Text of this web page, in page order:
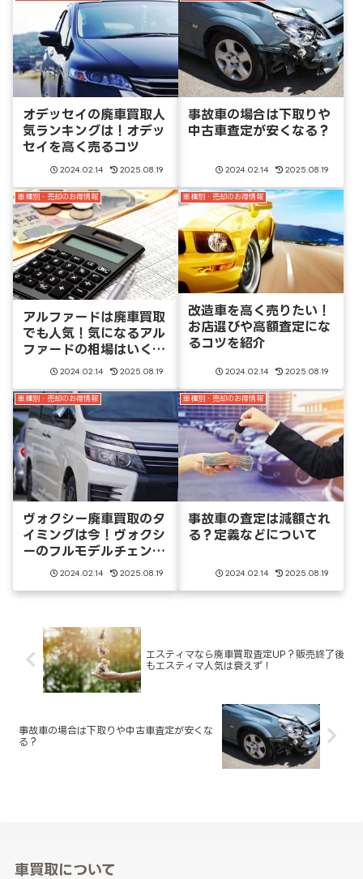
オデッセイの廃車買取人
気ランキングは！オデッ
セイを高く売るコツ
2024.02.14 2025.08.19
事故車の場合は下取りや
中古車査定が安くなる？
2024.02.14 2025.08.19
車種別・売却のお得情報
アルファードは廃車買取
でも人気！気になるアル
ファードの相場はいく
2024.02.14 2025.08.19
車種別・売却のお得情報
改造車を高く売りたい！
お店選びや高額査定にな
るコツを紹介
2024.02.14 2025.08.19
車種別・売却のお得情報
ヴォクシー廃車買取のタ
イミングは今！ヴォクシ
ーのフルモデルチェンジ
はいつ2024.02.14 2025.08.19
車種別・売却のお得情報
事故車の査定は減額され
る？定義などについて
2024.02.14 2025.08.19
エスティマなら廃車買取査定UP？販売終了後
もエスティマ人気は衰えず！
事故車の場合は下取りや中古車査定が安くな
る？
車買取について